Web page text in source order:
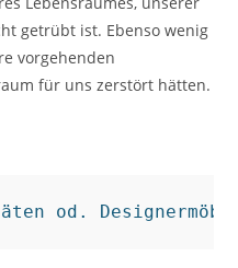
getrübt ist. Ebenso wenig
vorgehenden
für uns zerstört hätten.
od.